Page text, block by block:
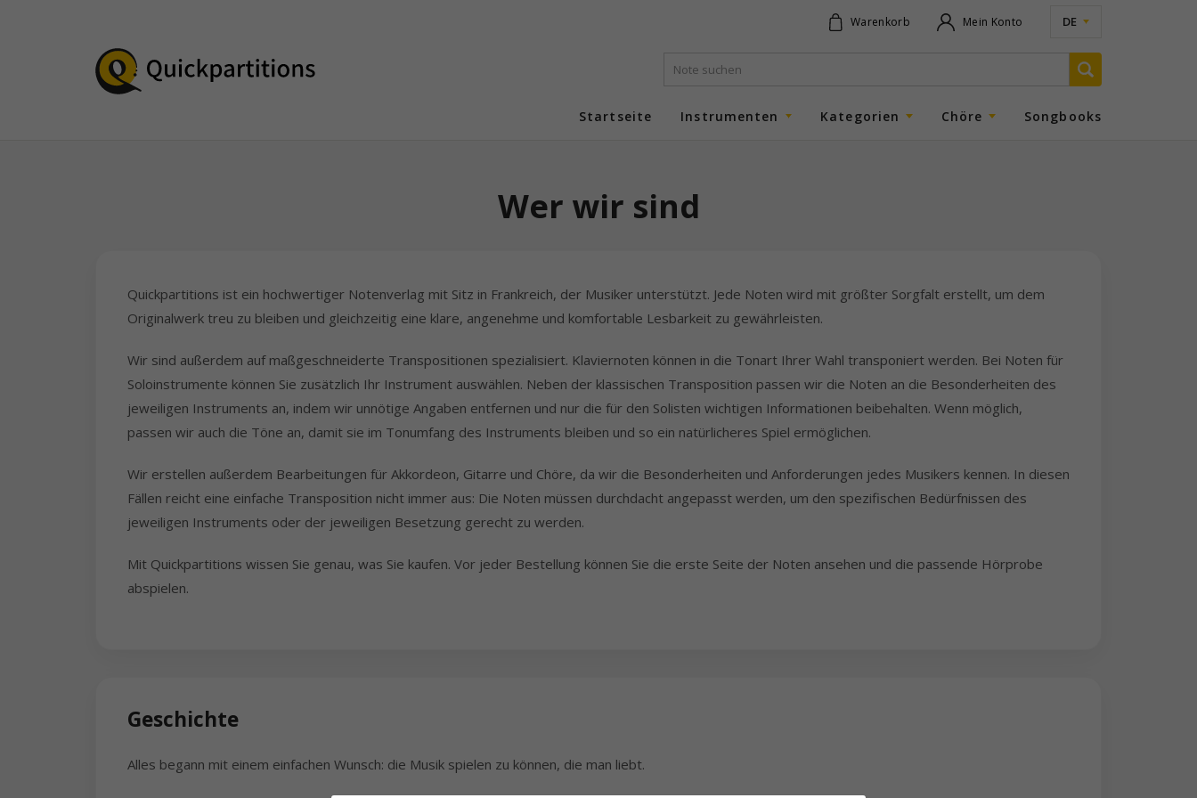
Warenkorb Mein Konto DE
Startseite Instrumenten Kategorien Chöre Songbooks
Wer wir sind
Quickpartitions ist ein hochwertiger Notenverlag mit Sitz in Frankreich, der Musiker unterstützt. Jede Noten wird mit größter Sorgfalt erstellt, um dem
Originalwerk treu zu bleiben und gleichzeitig eine klare, angenehme und komfortable Lesbarkeit zu gewährleisten.
Wir sind außerdem auf maßgeschneiderte Transpositionen spezialisiert. Klaviernoten können in die Tonart Ihrer Wahl transponiert werden. Bei Noten für
Soloinstrumente können Sie zusätzlich Ihr Instrument auswählen. Neben der klassischen Transposition passen wir die Noten an die Besonderheiten des
jeweiligen Instruments an, indem wir unnötige Angaben entfernen und nur die für den Solisten wichtigen Informationen beibehalten. Wenn möglich,
passen wir auch die Töne an, damit sie im Tonumfang des Instruments bleiben und so ein natürlicheres Spiel ermöglichen.
Wir erstellen außerdem Bearbeitungen für Akkordeon, Gitarre und Chöre, da wir die Besonderheiten und Anforderungen jedes Musikers kennen. In diesen
Fällen reicht eine einfache Transposition nicht immer aus: Die Noten müssen durchdacht angepasst werden, um den spezifischen Bedürfnissen des
jeweiligen Instruments oder der jeweiligen Besetzung gerecht zu werden.
Mit Quickpartitions wissen Sie genau, was Sie kaufen. Vor jeder Bestellung können Sie die erste Seite der Noten ansehen und die passende Hörprobe
abspielen.
Geschichte
Alles begann mit einem einfachen Wunsch: die Musik spielen zu können, die man liebt.